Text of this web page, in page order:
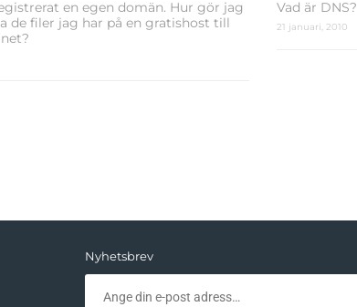
en egen domän. Hur gör jag
de filer jag har på en gratishost till
Vad är DNS?
21 januari, 2010
Nyhetsbrev